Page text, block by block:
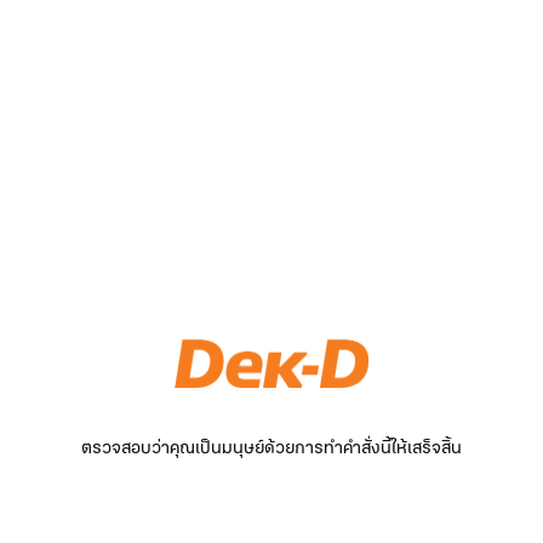
ตรวจสอบว่าคุณเป็นมนุษย์ด้วยการทำคำสั่งนี้ให้เสร็จสิ้น